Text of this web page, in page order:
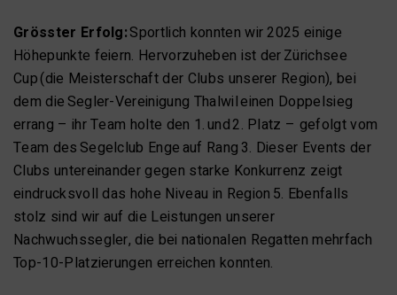
Grösster Erfolg:Sportlich konnten wir 2025 einige
Höhepunkte feiern. Hervorzuheben ist der Zürichsee
Cup (die Meisterschaft der Clubs unserer Region), bei
dem die Segler-Vereinigung Thalwil einen Doppelsieg
errang – ihr Team holte den 1. und 2. Platz – gefolgt vom
Team des Segelclub Enge auf Rang 3. Dieser Events der
Clubs untereinander gegen starke Konkurrenz zeigt
eindrucksvoll das hohe Niveau in Region 5. Ebenfalls
stolz sind wir auf die Leistungen unserer
Nachwuchssegler, die bei nationalen Regatten mehrfach
Top-10-Platzierungen erreichen konnten.